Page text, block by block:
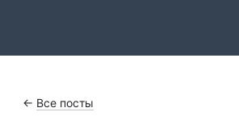
← Все посты